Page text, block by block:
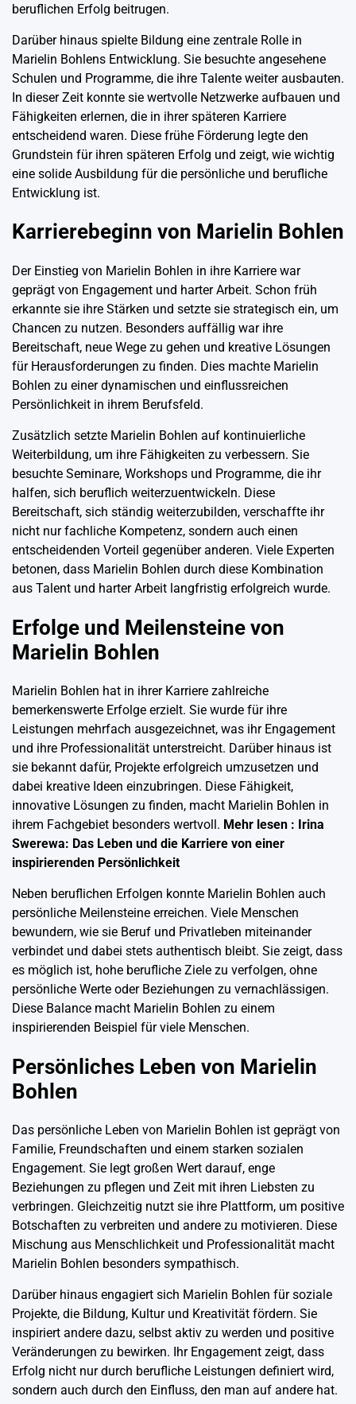
beruflichen Erfolg beitrugen.
Darüber hinaus spielte Bildung eine zentrale Rolle in
Marielin Bohlens Entwicklung. Sie besuchte angesehene
Schulen und Programme, die ihre Talente weiter ausbauten.
In dieser Zeit konnte sie wertvolle Netzwerke aufbauen und
Fähigkeiten erlernen, die in ihrer späteren Karriere
entscheidend waren. Diese frühe Förderung legte den
Grundstein für ihren späteren Erfolg und zeigt, wie wichtig
eine solide Ausbildung für die persönliche und berufliche
Entwicklung ist.
Karrierebeginn von Marielin Bohlen
Der Einstieg von Marielin Bohlen in ihre Karriere war
geprägt von Engagement und harter Arbeit. Schon früh
erkannte sie ihre Stärken und setzte sie strategisch ein, um
Chancen zu nutzen. Besonders auffällig war ihre
Bereitschaft, neue Wege zu gehen und kreative Lösungen
für Herausforderungen zu finden. Dies machte Marielin
Bohlen zu einer dynamischen und einflussreichen
Persönlichkeit in ihrem Berufsfeld.
Zusätzlich setzte Marielin Bohlen auf kontinuierliche
Weiterbildung, um ihre Fähigkeiten zu verbessern. Sie
besuchte Seminare, Workshops und Programme, die ihr
halfen, sich beruflich weiterzuentwickeln. Diese
Bereitschaft, sich ständig weiterzubilden, verschaffte ihr
nicht nur fachliche Kompetenz, sondern auch einen
entscheidenden Vorteil gegenüber anderen. Viele Experten
betonen, dass Marielin Bohlen durch diese Kombination
aus Talent und harter Arbeit langfristig erfolgreich wurde.
Erfolge und Meilensteine von
Marielin Bohlen
Marielin Bohlen hat in ihrer Karriere zahlreiche
bemerkenswerte Erfolge erzielt. Sie wurde für ihre
Leistungen mehrfach ausgezeichnet, was ihr Engagement
und ihre Professionalität unterstreicht. Darüber hinaus ist
sie bekannt dafür, Projekte erfolgreich umzusetzen und
dabei kreative Ideen einzubringen. Diese Fähigkeit,
innovative Lösungen zu finden, macht Marielin Bohlen in
ihrem Fachgebiet besonders wertvoll. Mehr lesen : Irina
Swerewa: Das Leben und die Karriere von einer
inspirierenden Persönlichkeit
Neben beruflichen Erfolgen konnte Marielin Bohlen auch
persönliche Meilensteine erreichen. Viele Menschen
bewundern, wie sie Beruf und Privatleben miteinander
verbindet und dabei stets authentisch bleibt. Sie zeigt, dass
es möglich ist, hohe berufliche Ziele zu verfolgen, ohne
persönliche Werte oder Beziehungen zu vernachlässigen.
Diese Balance macht Marielin Bohlen zu einem
inspirierenden Beispiel für viele Menschen.
Persönliches Leben von Marielin
Bohlen
Das persönliche Leben von Marielin Bohlen ist geprägt von
Familie, Freundschaften und einem starken sozialen
Engagement. Sie legt großen Wert darauf, enge
Beziehungen zu pflegen und Zeit mit ihren Liebsten zu
verbringen. Gleichzeitig nutzt sie ihre Plattform, um positive
Botschaften zu verbreiten und andere zu motivieren. Diese
Mischung aus Menschlichkeit und Professionalität macht
Marielin Bohlen besonders sympathisch.
Darüber hinaus engagiert sich Marielin Bohlen für soziale
Projekte, die Bildung, Kultur und Kreativität fördern. Sie
inspiriert andere dazu, selbst aktiv zu werden und positive
Veränderungen zu bewirken. Ihr Engagement zeigt, dass
Erfolg nicht nur durch berufliche Leistungen definiert wird,
sondern auch durch den Einfluss, den man auf andere hat.